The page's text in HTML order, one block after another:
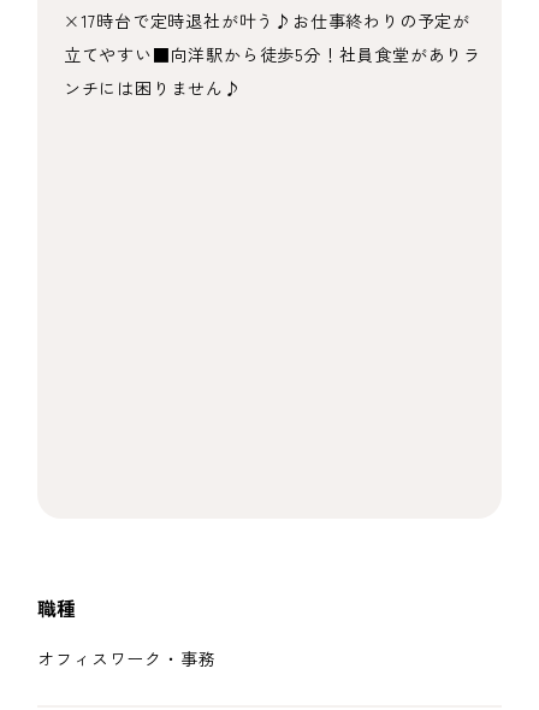
×17時台で定時退社が叶う♪お仕事終わりの予定が
立てやすい■向洋駅から徒歩5分！社員食堂がありラ
ンチには困りません♪
職種
オフィスワーク・事務